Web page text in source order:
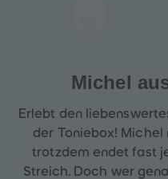
Michel
Erlebt den
der Toniebox! Michel
trotzdem endet fast
Streich. Doch wer